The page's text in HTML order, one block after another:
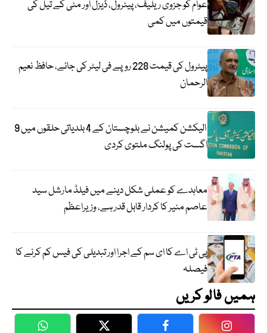
عوام کو جزوی ریلیف، پیٹرول، ڈیزل اور مٹی کے تیل کی
قیمتوں میں کمی
پیٹرول کی قیمت 228 روپے فی لیٹر کی جائے، حافظ نعیم
الرحمان
الیکشن کمیشن نے بلوچستان کے 4 بلدیاتی حلقوں میں 9
اگست کی پولنگ ملتوی کردی
معاہدے کو عملی شکل دینے میں فیلڈ مارشل سید
عاصم منیر کا کردار قابل قدر ہے، وزیراعظم
پی ٹی اے کا ای سم کے اجرا اور تبدیلی کی فیس کم کرنے کا
فیصلہ
ہمیں فالو کریں